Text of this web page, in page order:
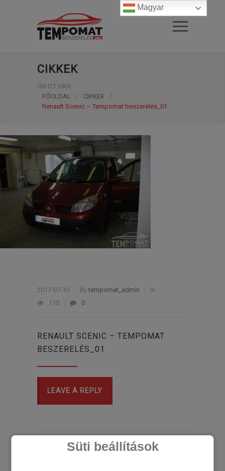
Süti beállítások
CIKKEK
ÖN ITT VAN:
FŐOLDAL
/ CIKKEK
/
Renault Scenic – Tempomat beszerelés_01
2017-07-10 Bytempomat_admin
In
113
0
RENAULT SCENIC – TEMPOMAT
BESZERELÉS_01
LEAVE A REPLY
Magyar